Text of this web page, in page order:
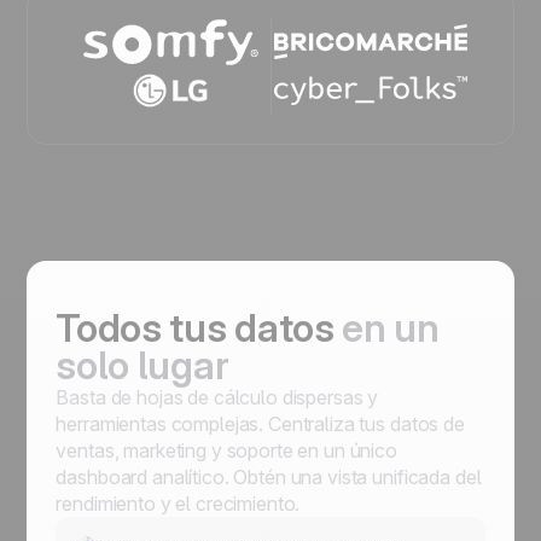
Todos tus datos en un
solo lugar
Basta de hojas de cálculo dispersas y
herramientas complejas. Centraliza tus datos de
ventas, marketing y soporte en un único
dashboard analítico. Obtén una vista unificada del
rendimiento y el crecimiento.